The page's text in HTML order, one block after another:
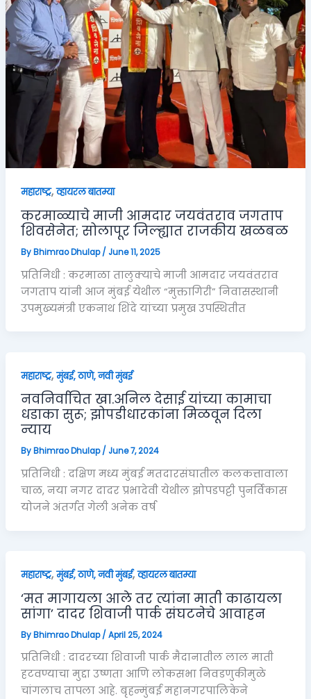
महाराष्ट्र,व्हायरल बातम्या
करमाळ्याचे माजी आमदार जयवंतराव जगताप
शिवसेनेत; सोलापूर जिल्ह्यात राजकीय खळबळ
By Bhimrao Dhulap/ June 11, 2025
प्रतिनिधी : करमाळा तालुक्याचे माजी आमदार जयवंतराव
जगताप यांनी आज मुंबई येथील “मुक्तागिरी” निवासस्थानी
उपमुख्यमंत्री एकनाथ शिंदे यांच्या प्रमुख उपस्थितीत
महाराष्ट्र, मुंबई, ठाणे, नवी मुंबई
नवनिर्वाचित खा.अनिल देसाई यांच्या कामाचा
धडाका सुरू; झोपडीधारकांना मिळवून दिला
न्याय
By Bhimrao Dhulap/ June 7, 2024
प्रतिनिधी : दक्षिण मध्य मुंबई मतदारसंघातील कलकत्तावाला
चाळ, नया नगर दादर प्रभादेवी येथील झोपडपट्टी पुनर्विकास
योजने अंतर्गत गेली अनेक वर्ष
महाराष्ट्र, मुंबई, ठाणे, नवी मुंबई,व्हायरल बातम्या
‘मत मागायला आले तर त्यांना माती काढायला
सांगा’ दादर शिवाजी पार्क संघटनेचे आवाहन
ByBhimrao Dhulap/ April 25, 2024
प्रतिनिधी : दादरच्या शिवाजी पार्क मैदानातील लाल माती
हटवण्याचा मुद्दा उष्णता आणि लोकसभा निवडणुकीमुळे
चांगलाच तापला आहे. बृहन्मुंबई महानगरपालिकेने